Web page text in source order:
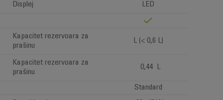
Displej
LED
Kapacitet rezervoara za
prašinu
L (< 0,6 L)
Kapacitet rezervoara za
prašinu
0,44 L
Standard